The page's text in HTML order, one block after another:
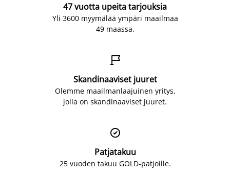
47 vuotta upeita tarjouksia
Yli 3600 myymälää ympäri maailmaa
49 maassa.

Skandinaaviset juuret
Olemme maailmanlaajuinen yritys,
jolla on skandinaaviset juuret.

Patjatakuu
25 vuoden takuu GOLD-patjoille.